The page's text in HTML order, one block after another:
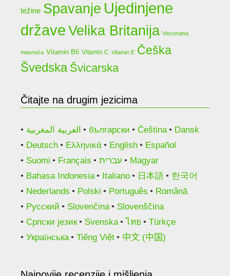
težine Spavanje Ujedinjene
državeVelika Britanija Visceralna
masnoća Vitamin B6 Vitamin C Vitamin E Češka
Švedska Švicarska
Čitajte na drugim jezicima
العربية المغربية български Čeština
Dansk
Deutsch
Ελληνικά English
Español
Suomi
Français עברית
Magyar
Bahasa Indonesia
Italiano 日本語
한국어
Nederlands
Polski Português
Română
Русский
Slovenčina
Slovenščina
Српски језик
Svenska ไทย
Türkçe
Українська
Tiếng Việt 中文 (中国)